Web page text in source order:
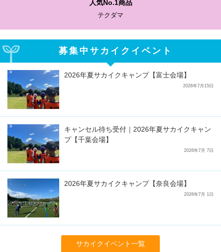
人気No.1商品
テクダマ
募集中サカイクイベント
2026年夏サカイクキャンプ【富士会場】
2026年7月15日
キャンセル待ち受付｜2026年夏サカイクキャン
プ【千葉会場】
2026年7月 7日
2026年夏サカイクキャンプ【奈良会場】
2026年7月 1日
サカイクイベント一覧